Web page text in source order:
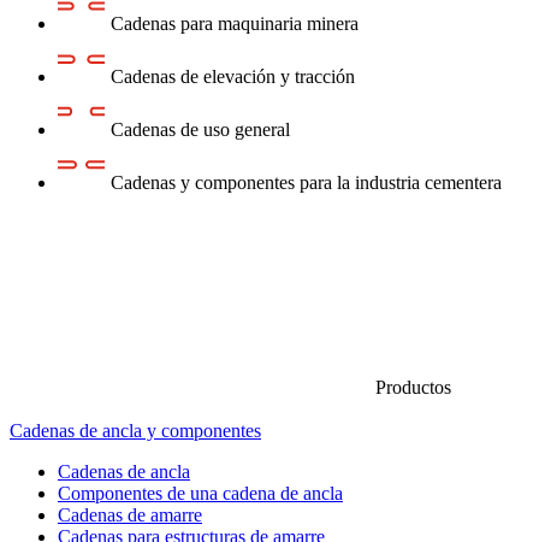
Cadenas para maquinaria minera
Cadenas de elevación y tracción
Cadenas de uso general
Cadenas y componentes para la industria cementera
Productos
Cadenas de ancla y componentes
Cadenas de ancla
Componentes de una cadena de ancla
Cadenas de amarre
Cadenas para estructuras de amarre